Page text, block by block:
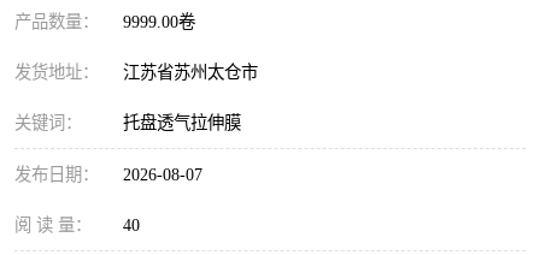
产品数量： 9999.00卷
发货地址： 江苏省苏州太仓市
关键词： 托盘透气拉伸膜
发布日期： 2026-08-07
阅 读 量： 40